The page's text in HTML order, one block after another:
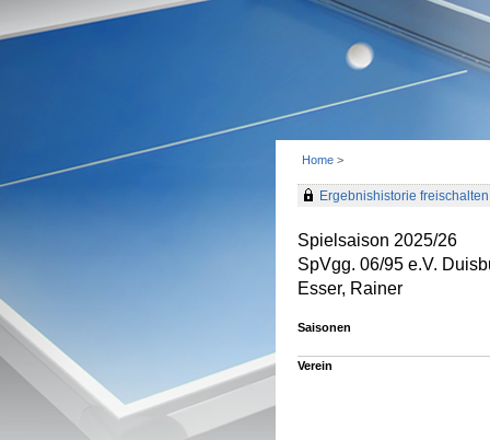
Home >
Ergebnishistorie freischalten
Spielsaison 2025/26
SpVgg. 06/95 e.V.
Esser, Rainer
Saisonen
Verein